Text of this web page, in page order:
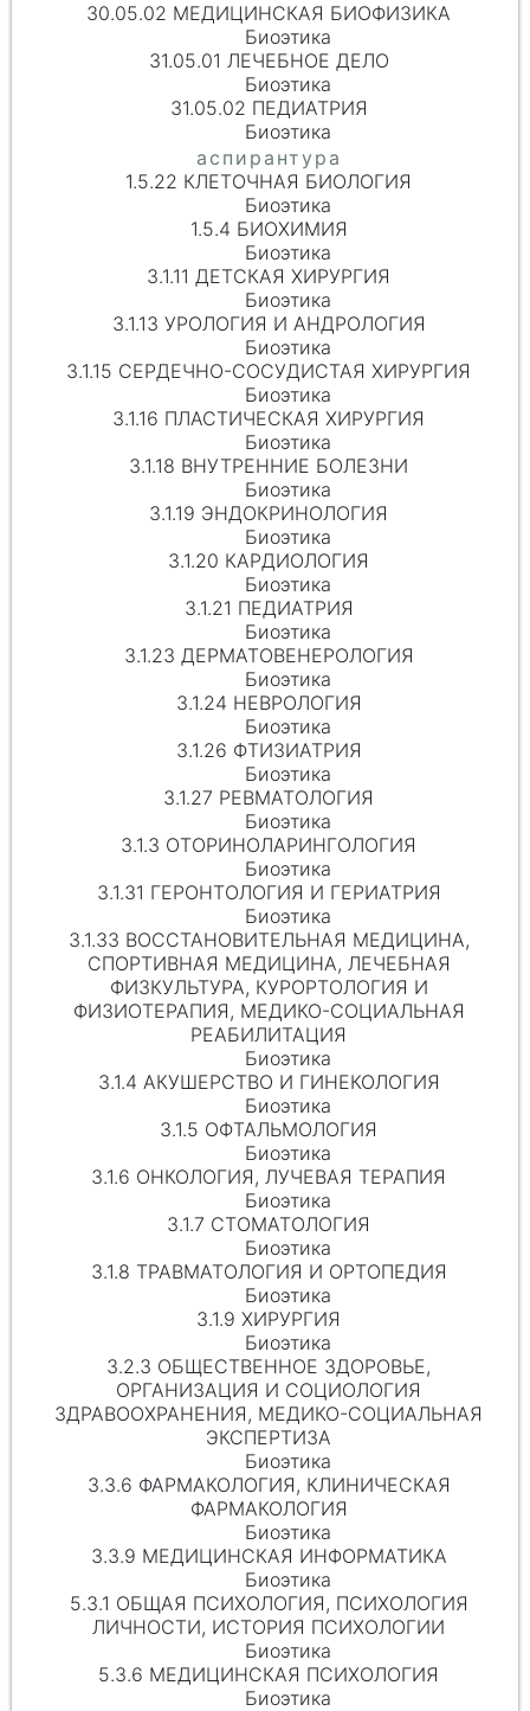
30.05.02 МЕДИЦИНСКАЯ БИОФИЗИКА
Биоэтика
31.05.01 ЛЕЧЕБНОЕ ДЕЛО
Биоэтика
31.05.02 ПЕДИАТРИЯ
Биоэтика
1.5.22 КЛЕТОЧНАЯ БИОЛОГИЯ
Биоэтика
1.5.4 БИОХИМИЯ
Биоэтика
3.1.11 ДЕТСКАЯ ХИРУРГИЯ
Биоэтика
3.1.13 УРОЛОГИЯ И АНДРОЛОГИЯ
Биоэтика
3.1.15 СЕРДЕЧНО-СОСУДИСТАЯ ХИРУРГИЯ
Биоэтика
3.1.16 ПЛАСТИЧЕСКАЯ ХИРУРГИЯ
Биоэтика
3.1.18 ВНУТРЕННИЕ БОЛЕЗНИ
Биоэтика
3.1.19 ЭНДОКРИНОЛОГИЯ
Биоэтика
3.1.20 КАРДИОЛОГИЯ
Биоэтика
3.1.21 ПЕДИАТРИЯ
Биоэтика
3.1.23 ДЕРМАТОВЕНЕРОЛОГИЯ
Биоэтика
3.1.24 НЕВРОЛОГИЯ
Биоэтика
3.1.26 ФТИЗИАТРИЯ
Биоэтика
3.1.27 РЕВМАТОЛОГИЯ
Биоэтика
3.1.3 ОТОРИНОЛАРИНГОЛОГИЯ
Биоэтика
3.1.31 ГЕРОНТОЛОГИЯ И ГЕРИАТРИЯ
Биоэтика
3.1.33 ВОССТАНОВИТЕЛЬНАЯ МЕДИЦИНА,
СПОРТИВНАЯ МЕДИЦИНА, ЛЕЧЕБНАЯ
ФИЗКУЛЬТУРА, КУРОРТОЛОГИЯ И
ФИЗИОТЕРАПИЯ, МЕДИКО-СОЦИАЛЬНАЯ
РЕАБИЛИТАЦИЯ
Биоэтика
3.1.4 АКУШЕРСТВО И ГИНЕКОЛОГИЯ
Биоэтика
3.1.5 ОФТАЛЬМОЛОГИЯ
Биоэтика
3.1.6 ОНКОЛОГИЯ, ЛУЧЕВАЯ ТЕРАПИЯ
Биоэтика
3.1.7 СТОМАТОЛОГИЯ
Биоэтика
3.1.8 ТРАВМАТОЛОГИЯ И ОРТОПЕДИЯ
Биоэтика
3.1.9 ХИРУРГИЯ
Биоэтика
3.2.3 ОБЩЕСТВЕННОЕ ЗДОРОВЬЕ,
ОРГАНИЗАЦИЯ И СОЦИОЛОГИЯ
ЗДРАВООХРАНЕНИЯ, МЕДИКО-СОЦИАЛЬНАЯ
ЭКСПЕРТИЗА
Биоэтика
3.3.6 ФАРМАКОЛОГИЯ, КЛИНИЧЕСКАЯ
ФАРМАКОЛОГИЯ
Биоэтика
3.3.9 МЕДИЦИНСКАЯ ИНФОРМАТИКА
Биоэтика
5.3.1 ОБЩАЯ ПСИХОЛОГИЯ, ПСИХОЛОГИЯ
ЛИЧНОСТИ, ИСТОРИЯ ПСИХОЛОГИИ
Биоэтика
5.3.6 МЕДИЦИНСКАЯ ПСИХОЛОГИЯ
Биоэтика